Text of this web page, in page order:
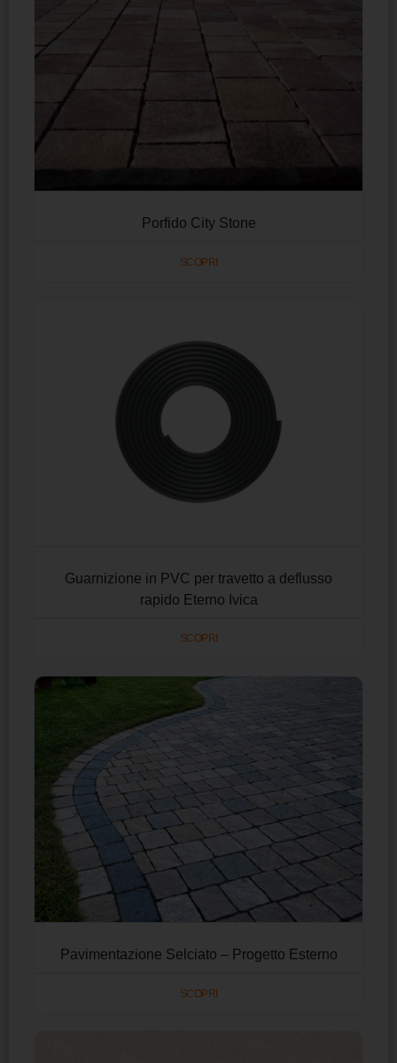
Porfido City Stone
SCOPRI
Guarnizione in PVC per travetto a deflusso
rapido Eterno Ivica
SCOPRI
Pavimentazione Selciato – Progetto Esterno
SCOPRI